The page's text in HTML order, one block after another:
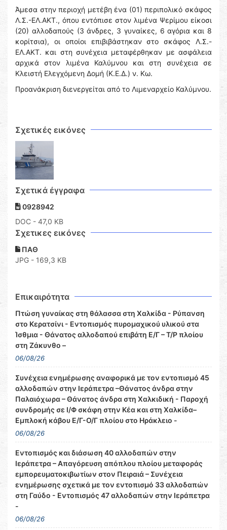
Άμεσα στην περιοχή μετέβη ένα (01) περιπολικό σκάφος
Λ.Σ.-ΕΛ.ΑΚΤ., όπου εντόπισε στον λιμένα Ψερίμου είκοσι
(20) αλλοδαπούς (3 άνδρες, 3 γυναίκες, 6 αγόρια και 8
κορίτσια), οι οποίοι επιβιβάστηκαν στο σκάφος Λ.Σ.-
ΕΛ.ΑΚΤ. και στη συνέχεια μεταφέρθηκαν με ασφάλεια
αρχικά στον λιμένα Καλύμνου και στη συνέχεια σε
Κλειστή Ελεγχόμενη Δομή (Κ.Ε.Δ.) ν. Κω.
Προανάκριση διενεργείται από το Λιμεναρχείο Καλύμνου.
Σχετικές εικόνες
Σχετικά έγγραφα
0928942
DOC - 47,0 KB
Σχετικες εικόνες
ΠΑΘ
JPG - 169,3 KB
Επικαιρότητα
Πτώση γυναίκας στη θάλασσα στη Χαλκίδα - Ρύπανση
στο Κερατσίνι - Εντοπισμός πυρομαχικού υλικού στα
Ίσθμια - Θάνατος αλλοδαπού επιβάτη Ε/Γ – Τ/Ρ πλοίου
στη Ζάκυνθο –
06/08/26
Συνέχεια ενημέρωσης αναφορικά με τον εντοπισμό 45
αλλοδαπών στην Ιεράπετρα –Θάνατος άνδρα στην
Παλαιόχωρα – Θάνατος άνδρα στη Χαλκιδική - Παροχή
συνδρομής σε Ι/Φ σκάφη στην Κέα και στη Χαλκίδα–
Εμπλοκή κάβου Ε/Γ-Ο/Γ πλοίου στο Ηράκλειο -
06/08/26
Εντοπισμός και διάσωση 40 αλλοδαπών στην
Ιεράπετρα – Απαγόρευση απόπλου πλοίου μεταφοράς
εμπορευματοκιβωτίων στον Πειραιά – Συνέχεια
ενημέρωσης σχετικά με τον εντοπισμό 33 αλλοδαπών
στη Γαύδο - Εντοπισμός 47 αλλοδαπών στην Ιεράπετρα
-
06/08/26